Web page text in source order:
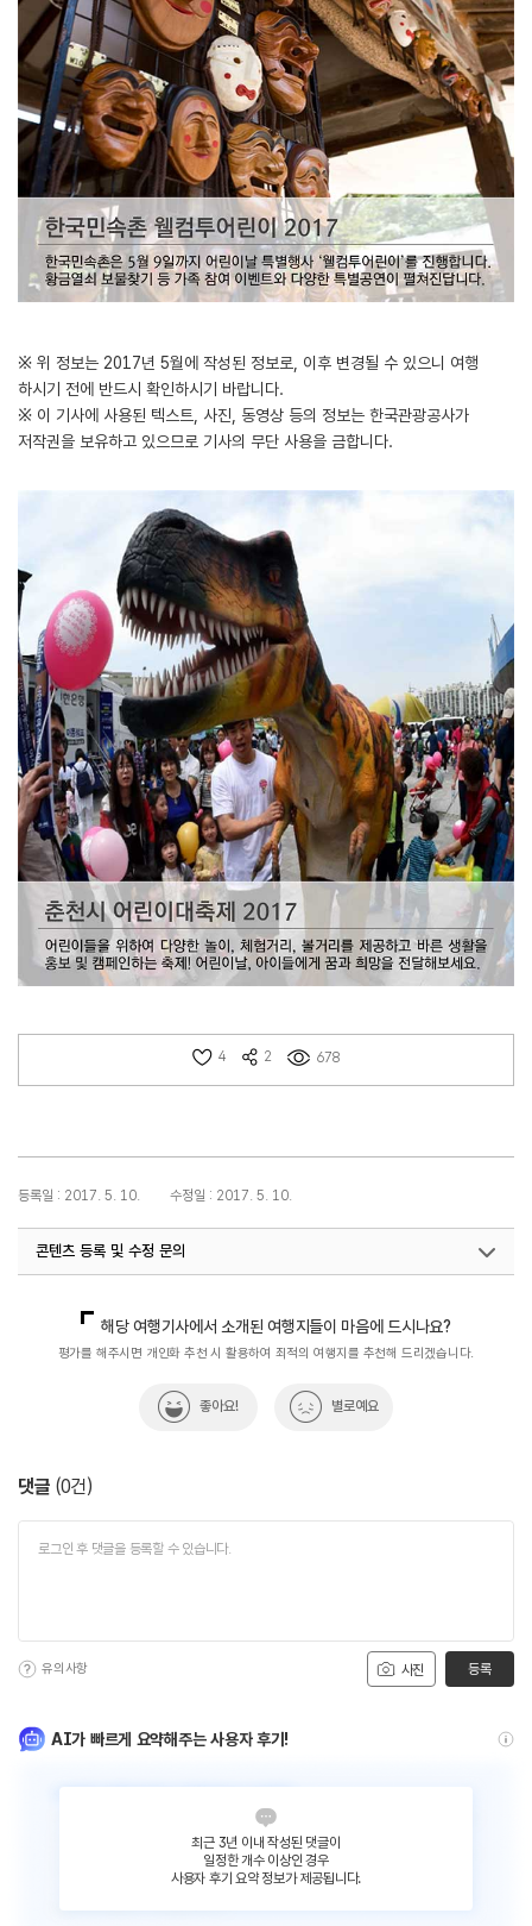
※ 위 정보는 2017년 5월에 작성된 정보로, 이후 변경될 수 있으니 여행
하시기 전에 반드시 확인하시기 바랍니다.
※ 이 기사에 사용된 텍스트, 사진, 동영상 등의 정보는 한국관광공사가
저작권을 보유하고 있으므로 기사의 무단 사용을 금합니다.
4 2 678
등록일 : 2017. 5. 10. 수정일 : 2017. 5. 10.
콘텐츠 등록 및 수정 문의
해당 여행기사에서 소개된 여행지들이 마음에 드시나요?
평가를 해주시면 개인화 추천 시 활용하여 최적의 여행지를 추천해 드리겠습니다.
좋아요! 별로예요
댓글 (0건)
사진
유의사항 등록
AI가 빠르게 요약해주는 사용자 후기!
최근 3년 이내 작성된 댓글이
일정한 개수 이상인 경우
사용자 후기 요약 정보가 제공됩니다.